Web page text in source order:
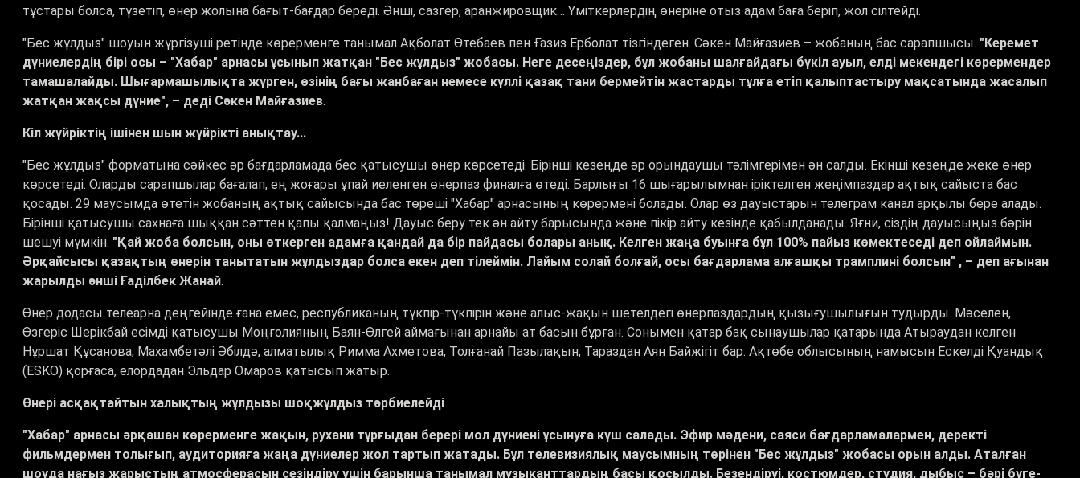
тұстары болса, түзетіп, өнер жолына бағыт-бағдар береді. Әнші, сазгер, аранжировщик… Үміткерлердің өнеріне отыз адам баға беріп, жол сілтейді.
"Бес жұлдыз" шоуын жүргізуші ретінде көрерменге танымал Ақболат Өтебаев пен Ғазиз Ерболат тізгіндеген. Сәкен Майғазиев – жобаның бас сарапшысы. "Керемет
дүниелердің бірі осы – "Хабар" арнасы ұсынып жатқан "Бес жұлдыз" жобасы. Неге десеңіздер, бұл жобаны шалғайдағы бүкіл ауыл, елді мекендегі көрермендер
тамашалайды. Шығармашылықта жүрген, өзінің бағы жанбаған немесе күллі қазақ тани бермейтін жастарды тұлға етіп қалыптастыру мақсатында жасалып
жатқан жақсы дүние", – деді Сәкен Майғазиев.
Кіл жүйріктің ішінен шын жүйрікті анықтау...
"Бес жұлдыз" форматына сәйкес әр бағдарламада бес қатысушы өнер көрсетеді. Бірінші кезеңде әр орындаушы тәлімгерімен ән салды. Екінші кезеңде жеке өнер
көрсетеді. Оларды сарапшылар бағалап, ең жоғары ұпай иеленген өнерпаз финалға өтеді. Барлығы 16 шығарылымнан іріктелген жеңімпаздар ақтық сайыста бас
қосады. 29 маусымда өтетін жобаның ақтық сайысында бас төреші "Хабар" арнасының көрермені болады. Олар өз дауыстарын телеграм канал арқылы бере алады.
Бірінші қатысушы сахнаға шыққан сәттен қапы қалмаңыз! Дауыс беру тек ән айту барысында және пікір айту кезінде қабылданады. Яғни, сіздің дауысыңыз бәрін
шешуі мүмкін. "Қай жоба болсын, оны өткерген адамға қандай да бір пайдасы болары анық. Келген жаңа буынға бұл 100% пайыз көмектеседі деп ойлаймын.
Әрқайсысы қазақтың өнерін танытатын жұлдыздар болса екен деп тілеймін. Лайым солай болғай, осы бағдарлама алғашқы трамплині болсын" , – деп ағынан
жарылды әнші Ғаділбек Жанай.
Өнер додасы телеарна деңгейінде ғана емес, республиканың түкпір-түкпірін және алыс-жақын шетелдегі өнерпаздардың қызығушылығын тудырды. Мәселен,
Өзгеріс Шерікбай есімді қатысушы Моңғолияның Баян-Өлгей аймағынан арнайы ат басын бұрған. Сонымен қатар бақ сынаушылар қатарында Атыраудан келген
Нұршат Құсанова, Махамбетәлі Әбілдә, алматылық Римма Ахметова, Толғанай Пазылақын, Тараздан Аян Байжігіт бар. Ақтөбе облысының намысын Ескелді Қуандық
(ESKO) қорғаса, елордадан Эльдар Омаров қатысып жатыр.
Өнері асқақтайтын халықтың жұлдызы шоқжұлдыз тәрбиелейді
"Хабар" арнасы әрқашан көрерменге жақын, рухани тұрғыдан берері мол дүниені ұсынуға күш салады. Эфир мәдени, саяси бағдарламалармен, деректі
фильмдермен толығып, аудиторияға жаңа дүниелер жол тартып жатады. Бұл телевизиялық маусымның төрінен "Бес жұлдыз" жобасы орын алды. Аталған
шоуда нағыз жарыстың атмосферасын сезіндіру үшін барынша танымал музыканттардың басы қосылды. Безендіруі, костюмдер, студия, дыбыс – бәрі бүге-